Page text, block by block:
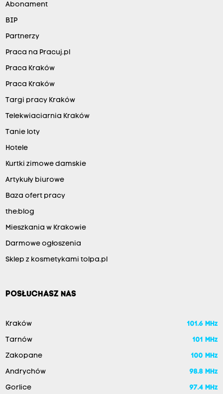
Abonament
BIP
Partnerzy
Praca na Pracuj.pl
Praca Kraków
Praca Kraków
Targi pracy Kraków
Telekwiaciarnia Kraków
Tanie loty
Hotele
Kurtki zimowe damskie
Artykuły biurowe
Baza ofert pracy
the:blog
Mieszkania w Krakowie
Darmowe ogłoszenia
Sklep z kosmetykami tolpa.pl
POSŁUCHASZ NAS
Kraków 101.6 MHz
Tarnów 101 MHz
Zakopane 100 MHz
Andrychów 98.8 MHz
Gorlice 97.4 MHz